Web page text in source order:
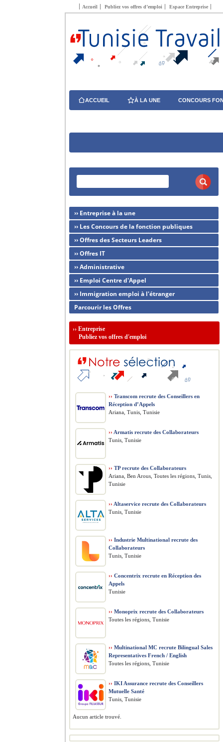
Accueil Publiez vos offres d’emploi Espace Entreprise
ACCUEIL À LA UNE CONCOURS
›› Entreprise à la une
›› Les Concours de la fonction publiques
›› Offres des Secteurs Leaders
›› Offres IT
›› Administrative
›› Emploi Centre d'Appel
›› Immigration emploi à l'étranger
Parcourir les Offres
›› Entreprise
Publiez vos offres d'emploi
›› Transcom recrute des Conseillers en
Réception d’Appels
Ariana, Tunis, Tunisie
›› Armatis recrute des Collaborateurs
Tunis, Tunisie
›› TP recrute des Collaborateurs
Ariana, Ben Arous, Toutes les régions, Tunis,
Tunisie
›› Altaservice recrute des Collaborateurs
Tunis, Tunisie
›› Industrie Multinational recrute des
Collaborateurs
Tunis, Tunisie
›› Concentrix recrute en Réception des
Appels
Tunisie
›› Monoprix recrute des Collaborateurs
Toutes les régions, Tunisie
›› Multinational MC recrute Bilingual Sales
Representatives French / English
Toutes les régions, Tunisie
›› IKI Assurance recrute des Conseillers
Mutuelle Santé
Tunis, Tunisie
Aucun article trouvé.